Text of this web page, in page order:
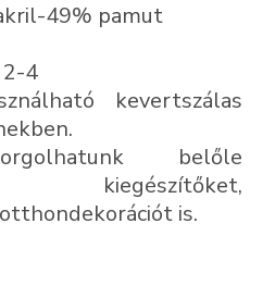
49% pamut
4
kevertszálas
belőle
kiegészítőket,
is.